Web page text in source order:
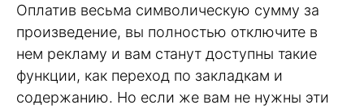
Оплатив весьма символическую сумму за
произведение, вы полностью отключите в
нем рекламу и вам станут доступны такие
функции, как переход по закладкам и
содержанию. Но если же вам не нужны эти